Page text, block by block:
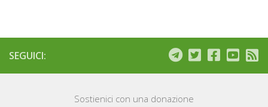
SEGUICI:
Sostienici con una donazione